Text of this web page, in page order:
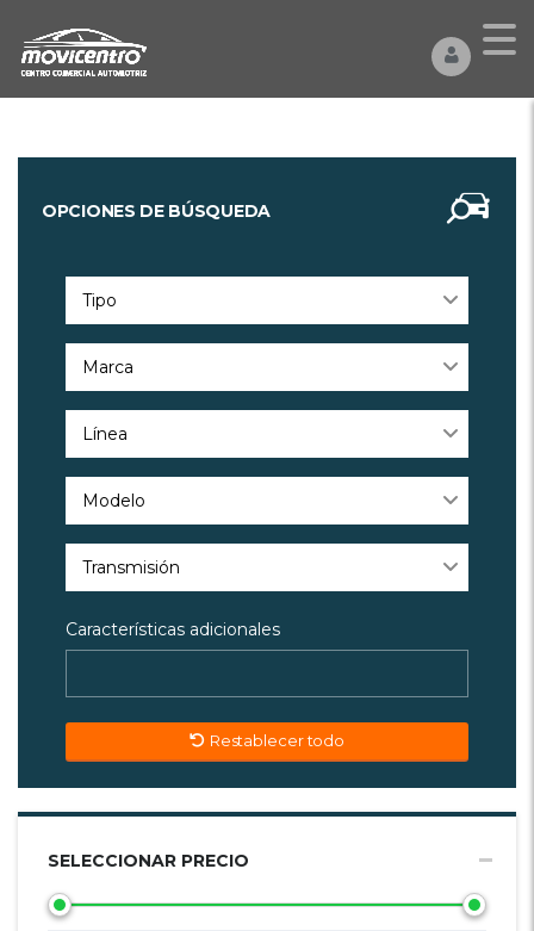
OPCIONES DE BÚSQUEDA
Tipo
Marca
Línea
Modelo
Transmisión
Características adicionales
Restablecer todo
SELECCIONAR PRECIO